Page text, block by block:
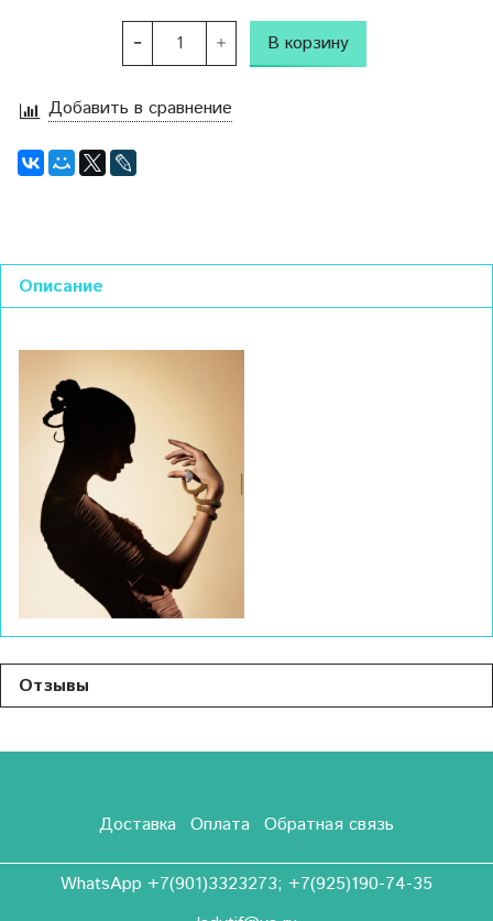
В корзину
Добавить в сравнение
Описание
Отзывы
Доставка Оплата Обратная связь
WhatsApp +7(901)3323273; +7(925)190-74-35